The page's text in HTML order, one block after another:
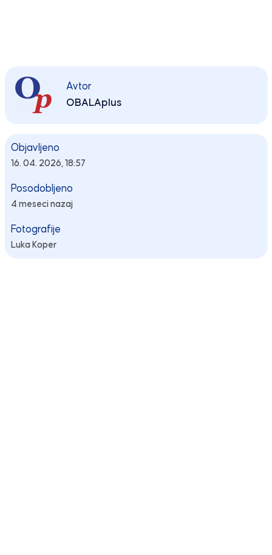
Avtor
OBALAplus
Objavljeno
16. 04. 2026, 18:57
Posodobljeno
4 meseci nazaj
Fotografije
Luka Koper